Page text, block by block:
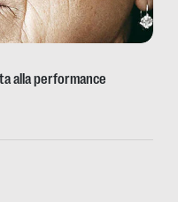
alla performance